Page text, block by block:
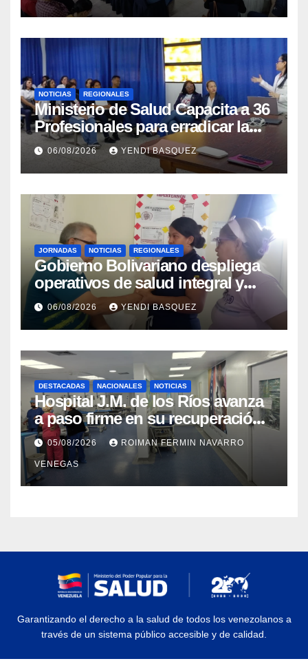
NOTICIAS REGIONALES
Ministerio de Salud Capacita a 36
Profesionales para erradicar la
Tuberculosis en Yaracuy
06/08/2026 YENDI BASQUEZ
JORNADAS NOTICIAS REGIONALES
Gobierno Bolivariano despliega
operativos de salud integral y
protección social en los
municipios Sucre y Mario
Briceño Iragorry del estado
Aragua
06/08/2026 YENDI BASQUEZ
DESTACADAS NACIONALES NOTICIAS
Hospital J.M. de los Ríos avanza
a paso firme en su recuperación
tras los recientes eventos
sísmicos
05/08/2026 ROIMAN FERMIN NAVARRO
VENEGAS
Garantizando el derecho a la salud de todos los venezolanos a
través de un sistema público accesible y de calidad.